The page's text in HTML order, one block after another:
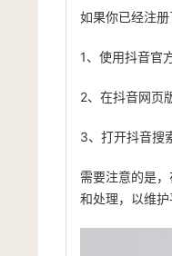
如果你已经注册
1、使用抖音官
2、在抖音网页
3、打开抖音搜
需要注意的是
和处理，以维护